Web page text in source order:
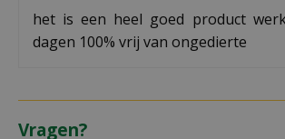
het is een heel goed product
dagen 100% vrij van ongedierte
Vragen?